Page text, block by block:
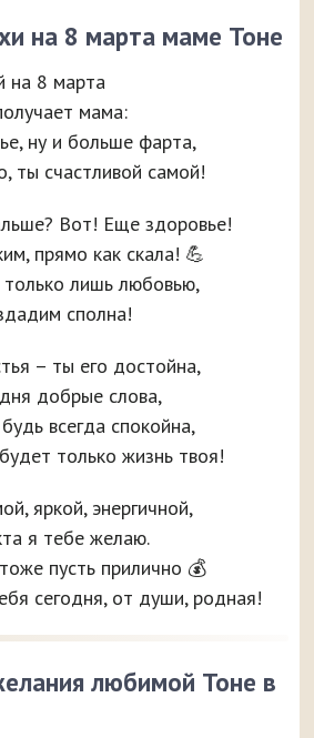
на 8 марта маме Тоне
на 8 марта
мама:
ну и больше фарта,
ты счастливой самой!
Вот! Еще здоровье!
прямо как скала! 💪
лишь любовью,
сполна!
– ты его достойна,
добрые слова,
всегда спокойна,
только жизнь твоя!
яркой, энергичной,
я тебе желаю.
пусть прилично 💰
сегодня, от души, родная!
любимой Тоне в